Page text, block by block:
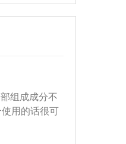
组成成分不
用的话很可
用的，因此